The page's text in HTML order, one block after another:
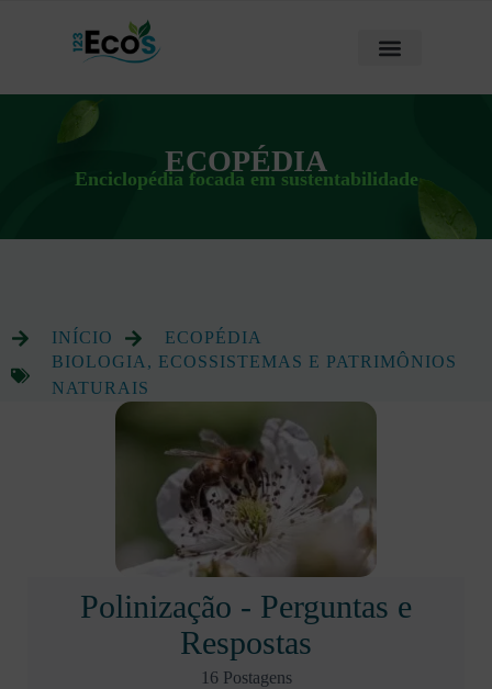
ECOPÉDIA
Enciclopédia focada em sustentabilidade
INÍCIO
ECOPÉDIA
BIOLOGIA, ECOSSISTEMAS E PATRIMÔNIOS
NATURAIS
Polinização - Perguntas e
Respostas
16 Postagens